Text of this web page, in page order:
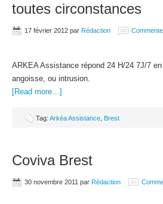
toutes circonstances
17 février 2012 par Rédaction
ARKEA Assistance répond 24 H/24 7J/7
angoisse, ou intrusion.
[Read more…]
Tag: Arkéa Assistance Brest
Coviva Brest
30 novembre 2011 par Rédaction